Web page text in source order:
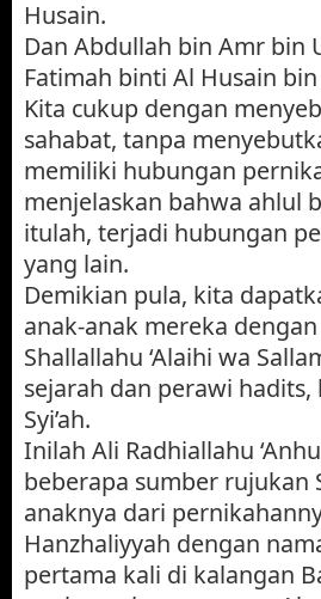
Husain.
Dan Abdullah bin Amr bin
Fatimah binti Al Husain
Kita cukup dengan
sahabat, tanpa
memiliki hubungan
menjelaskan bahwa ahlul
itulah, terjadi hubungan
yang lain.
Demikian pula, kita
anak-anak mereka
Shallallahu ‘Alaihi wa
sejarah dan perawi
Syi’ah.
Inilah Ali Radhiallahu
beberapa sumber rujukan
anaknya dari
Hanzhaliyyah dengan
pertama kali di kalangan